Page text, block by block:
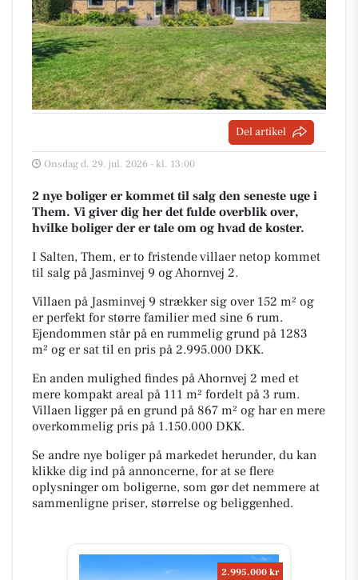
Del artikel
Onsdag d. 29. jul. 2026 - kl. 13:00
2 nye boliger er kommet til salg den seneste uge i
Them. Vi giver dig her det fulde overblik over,
hvilke boliger der er tale om og hvad de koster.
I Salten, Them, er to fristende villaer netop kommet
til salg på Jasminvej 9 og Ahornvej 2.
Villaen på Jasminvej 9 strækker sig over 152 m² og
er perfekt for større familier med sine 6 rum.
Ejendommen står på en rummelig grund på 1283
m² og er sat til en pris på 2.995.000 DKK.
En anden mulighed findes på Ahornvej 2 med et
mere kompakt areal på 111 m² fordelt på 3 rum.
Villaen ligger på en grund på 867 m² og har en mere
overkommelig pris på 1.150.000 DKK.
Se andre nye boliger på markedet herunder, du kan
klikke dig ind på annoncerne, for at se flere
oplysninger om boligerne, som gør det nemmere at
sammenligne priser, størrelse og beliggenhed.
2.995.000 kr